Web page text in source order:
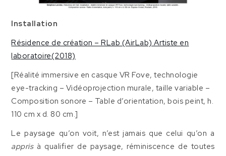
Installation
Résidence de création – RLab (AirLab) Artiste en
laboratoire(2018)
[Réalité immersive en casque VR Fove, technologie
eye-tracking – Vidéoprojection murale, taille variable –
Composition sonore – Table d’orientation, bois peint, h.
110 cm x d. 80 cm.]
Le paysage qu’on voit, n’est jamais que celui qu’on a
appris à qualifier de paysage, réminiscence de toutes